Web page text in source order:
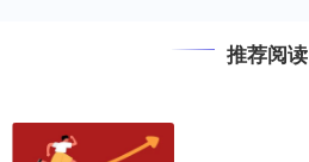
推荐阅读